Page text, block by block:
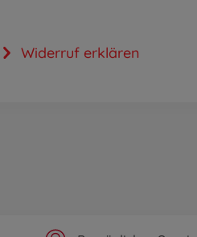
Widerruf erklären